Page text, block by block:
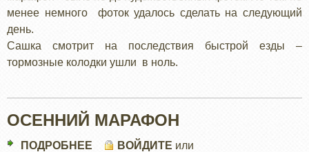
менее немного фоток удалось сделать на следующий
день.
Сашка смотрит на последствия быстрой езды –
тормозные колодки ушли в ноль.
ОСЕННИЙ МАРАФОН
ПОДРОБНЕЕ ВОЙДИТЕ или